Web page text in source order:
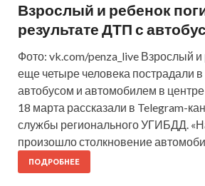
Взрослый и ребенок
результате ДТП с
Фото: vk.com/penza_live Взрослый и
еще четыре человека пострадали
автобусом и автомобилем в
18 марта рассказали в Telegram-
службы регионального УГИБДД.
произошло столкновение
ПОДРОБНЕЕ